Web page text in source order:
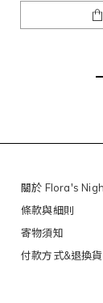
關於 Flora's
條款與細則
寄物須知
付款方式&退換貨